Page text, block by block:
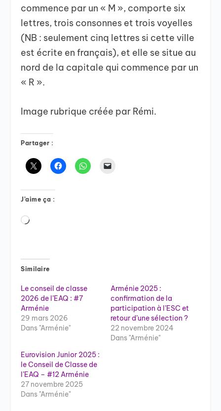
commence par un « M », comporte six
lettres, trois consonnes et trois voyelles
(NB : seulement cinq lettres si cette ville
est écrite en français), et elle se situe au
nord de la capitale qui commence par un
« R ».
Image rubrique créée par Rémi.
Partager :
J’aime ça :
Chargement…
Similaire
Le conseil de classe
2026 de l’EAQ : #7
Arménie
29 mars 2026
Dans "Arménie"
Arménie 2025 :
confirmation de la
participation à l’ESC et
retour d’une sélection ?
22 novembre 2024
Dans "Arménie"
Eurovision Junior 2025 :
le Conseil de Classe de
l’EAQ – #12 Arménie
27 novembre 2025
Dans "Arménie"